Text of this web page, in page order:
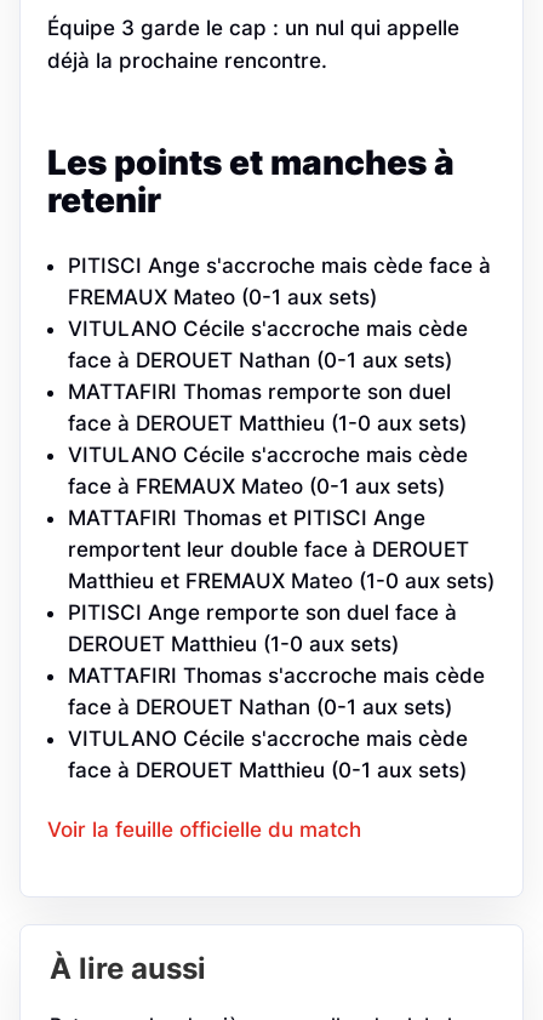
Équipe 3 garde le cap : un nul qui appelle
déjà la prochaine rencontre.
Les points et manches à
retenir
PITISCI Ange s'accroche mais cède face à
FREMAUX Mateo (0-1 aux sets)
VITULANO Cécile s'accroche mais cède
face à DEROUET Nathan (0-1 aux sets)
MATTAFIRI Thomas remporte son duel
face à DEROUET Matthieu (1-0 aux sets)
VITULANO Cécile s'accroche mais cède
face à FREMAUX Mateo (0-1 aux sets)
MATTAFIRI Thomas et PITISCI Ange
remportent leur double face à DEROUET
Matthieu et FREMAUX Mateo (1-0 aux sets)
PITISCI Ange remporte son duel face à
DEROUET Matthieu (1-0 aux sets)
MATTAFIRI Thomas s'accroche mais cède
face à DEROUET Nathan (0-1 aux sets)
VITULANO Cécile s'accroche mais cède
face à DEROUET Matthieu (0-1 aux sets)
Voir la feuille officielle du match
À lire aussi